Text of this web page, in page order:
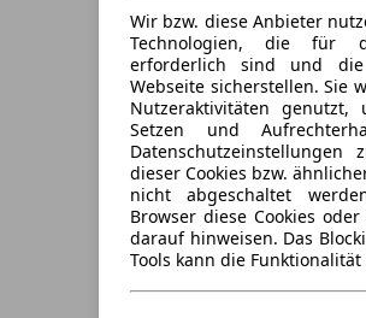
Wir bzw. diese Anbieter
Technologien, die für
erforderlich sind und
Webseite sicherstellen. Sie
Nutzeraktivitäten
Setzen und
Datenschutzeinstellungen
dieser Cookies bzw.
nicht abgeschaltet
Browser diese Cookies
darauf hinweisen. Das
Tools kann die